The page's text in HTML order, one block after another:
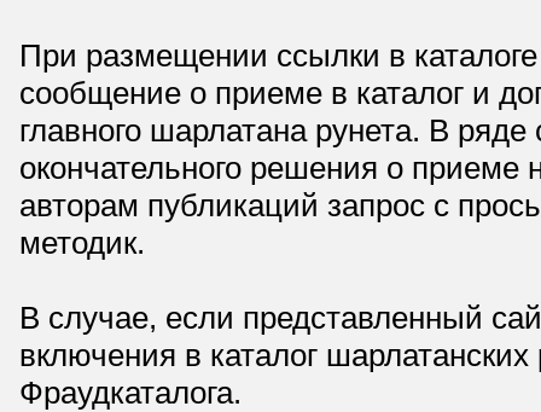
При размещении ссылки в
сообщение о приеме в каталог и
главного шарлатана рунета. В
окончательного решения о приеме
авторам публикаций запрос с
методик.
В случае, если представленный
включения в каталог
Фраудкаталога.